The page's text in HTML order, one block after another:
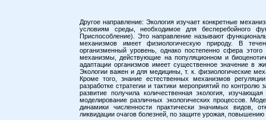
Другое направление: Экология изучает конкретные
условиям среды, необходимое для бесперебойного
Приспособление). Это направление называют
механизмов имеет физиологическую природу. В
организменный уровень, однако постепенно сфера
механизмы, действующие на популяционном и
адаптации организмов имеет существенное значение в
Экологии важен и для медицины, т. к. физиологические
Кроме того, знание естественных механизмов
разработке стратегии и тактики мероприятий по
развитие получила количественная экология,
моделирование различных экологических процессов.
динамики численности практически значимых видов,
ликвидации очагов болезней, по защите урожая,